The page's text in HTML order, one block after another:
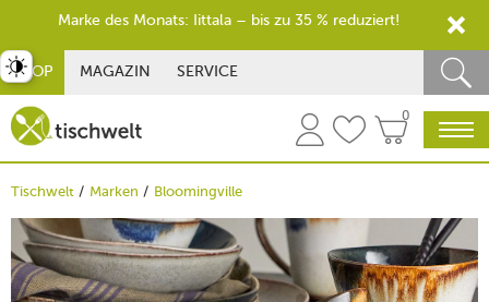
SHOP MAGAZIN SERVICE
0
Tischwelt Marken Bloomingville
umschalten
Marke des Monats: Iittala – bis zu 35 % reduziert!